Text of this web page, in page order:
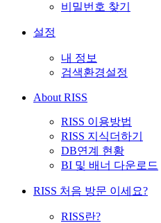
비밀번호 찾기
설정
내 정보
검색환경설정
About RISS
RISS 이용방법
RISS 지식더하기
DB연계 현황
BI 및 배너 다운로드
RISS 처음 방문 이세요?
RISS란?